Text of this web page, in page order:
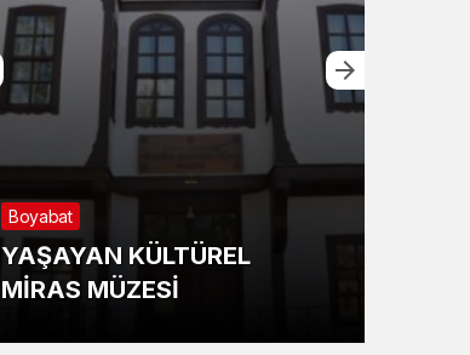
Boyabat
YAŞAYAN KÜLTÜREL
MİRAS MÜZESİ